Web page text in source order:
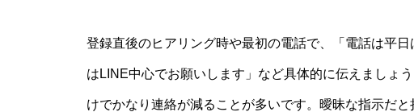
登録直後のヒアリング時や最初の電話で、「電話は平
はLINE中心でお願いします」など具体的に伝えましょ
けでかなり連絡が減ることが多いです。曖昧な指示だ